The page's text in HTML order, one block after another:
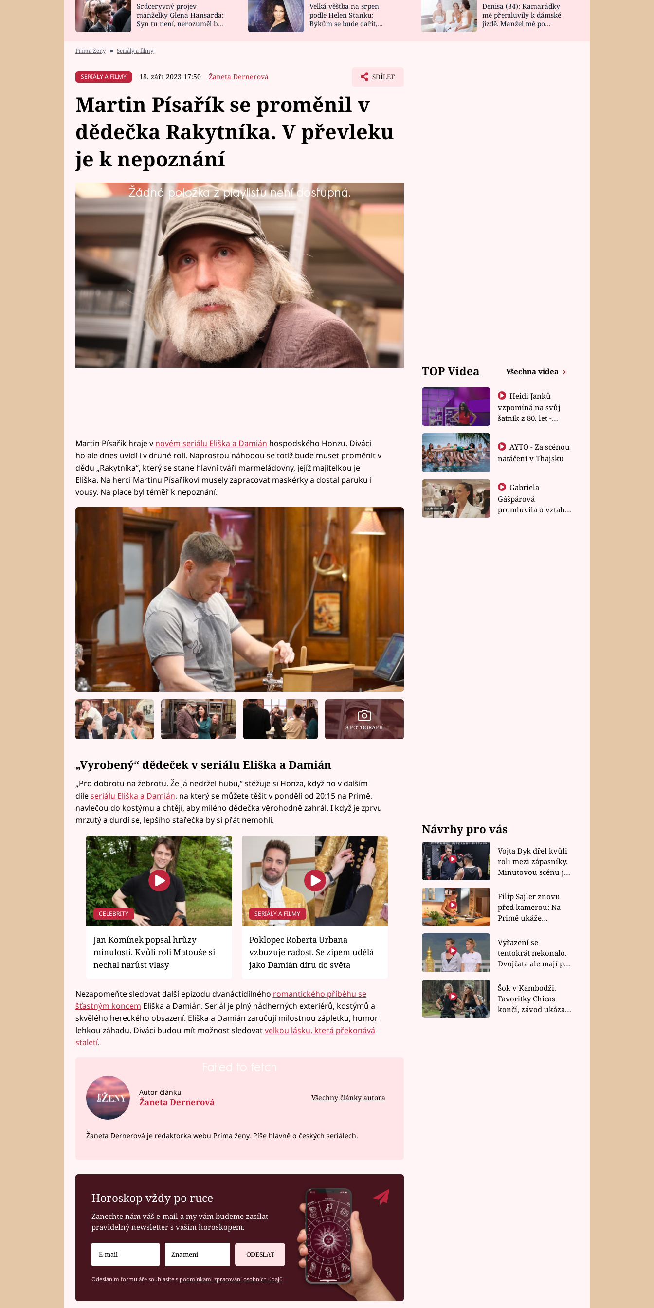
HOROSKOP NA
CELEBRITY
VAŘENÍ
NOVINKY
VIDEORECEPTY
DESIGN
Srdceryvný projev
manželky Glena Hansarda:
Syn tu není, nerozuměl by
Velká věštba na srpen
podle Helen Stanku:
Býkům se bude dařit,
Denisa (34): Kamarádky
mě přemluvily k dámské
jízdě. Manžel mě po
Prima Ženy ■ Seriály a filmy
SERIÁLY A FILMY 18. září 2023 17:50 Žaneta Dernerová SDÍLET
Martin Písařík se proměnil v
dědečka Rakytníka. V převleku
je k nepoznání
Žádná položka z playlistu není dostupná.
Herec Martin Písařík (44) se v seriálu Eliška a Damián převtělí
„nadvakrát“. Vídat ho sice můžeme jako Honzu, majitele hospody
blízko Eliščiny marmeládovny, nebude to ale jeho jediná role. Coby
Honza si totiž zahraje na milého dědečka s bílým plnovousem.
Podívejte se na exkluzivní ukázky.
Martin Písařík hraje v novém seriálu Eliška a Damián hospodského Honzu. Diváci
ho ale dnes uvidí i v druhé roli. Naprostou náhodou se totiž bude muset proměnit v
dědu „Rakytníka“, který se stane hlavní tváří marmeládovny, jejíž majitelkou je
Eliška. Na herci Martinu Písaříkovi musely zapracovat maskérky a dostal paruku i
vousy. Na place byl téměř k nepoznání.
8 FOTOGRAFIÍ
„Vyrobený“ dědeček v seriálu Eliška a Damián
„Pro dobrotu na žebrotu. Že já nedržel hubu,“ stěžuje si Honza, když ho v dalším
díleseriálu Eliška a Damián, na který se můžete těšit v pondělí od 20:15 na Primě,
navlečou do kostýmu a chtějí, aby milého dědečka věrohodně zahrál. I když je zprvu
mrzutý a durdí se, lepšího stařečka by si přát nemohli.
CELEBRITY
Jan Komínek popsal hrůzy
minulosti. Kvůli roli Matouše si
nechal narůst vlasy
SERIÁLY A FILMY
Poklopec Roberta Urbana
vzbuzuje radost. Se zipem udělá
jako Damián díru do světa
Nezapomeňte sledovat další epizodu dvanáctidílného romantického příběhu se
šťastným koncem Eliška a Damián. Seriál je plný nádherných exteriérů, kostýmů a
skvělého hereckého obsazení. Eliška a Damián zaručují milostnou zápletku, humor i
lehkou záhadu. Diváci budou mít možnost sledovatvelkou lásku, která překonává
staletí.
Failed to fetch
Autor článku
Žaneta Dernerová Všechny články autora
Žaneta Dernerová je redaktorka webu Prima ženy. Píše hlavně o českých seriálech.
Horoskop vždy po ruce
Zanechte nám váš e-mail a my vám budeme zasílat
pravidelný newsletter s vaším horoskopem.
ODESLAT
Odesláním formuláře souhlasíte s podmínkami zpracování osobních údajů
TOP Videa Všechna videa
Heidi Janků
vzpomíná na svůj
šatník z 80. let -
natáčení v Thajsku
Gabriela
Gášpárová
promluvila o vztahu
Návrhy pro vás
Vojta Dyk dřel kvůli
roli mezi zápasníky.
Minutovou scénu jel
Filip Sajler znovu
před kamerou: Na
Primě ukáže
rychlé recepty
Vyřazení se
tentokrát nekonalo.
Dvojčata ale mají po
závodu nůž na krku
Šok v Kambodži.
Favoritky Chicas
končí, závod ukázal